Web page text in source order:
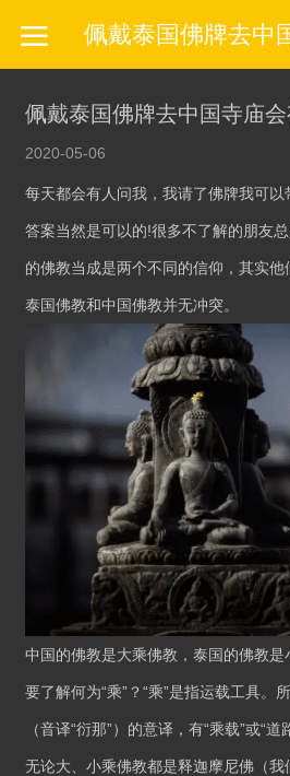
佩戴泰国佛牌去中国寺庙会
2020-05-06
每天都会有人问我，我请了佛牌我可以
答案当然是可以的!很多不了解的朋友
的佛教当成是两个不同的信仰，其实他
泰国佛教和中国佛教并无冲突。
中国的佛教是大乘佛教，泰国的佛教
要了解何为“乘”？“乘”是指运载工具。
（音译“衍那”）的意译，有“乘载”或“道
无论大、小乘佛教都是释迦摩尼佛（